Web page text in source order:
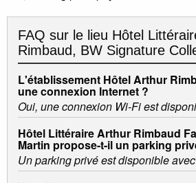
FAQ sur le lieu Hôtel
Rimbaud, BW Signature
L'établissement Hôtel Arthur
une connexion Internet ?
Oui, une connexion Wi-Fi est
Hôtel Littéraire Arthur Rimbaud
Martin propose-t-il un parking
Un parking privé est disponible